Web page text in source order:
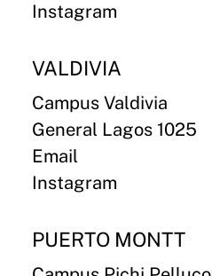
Instagram
VALDIVIA
Campus Valdivia
General Lagos 1025
Email
Instagram
PUERTO MONTT